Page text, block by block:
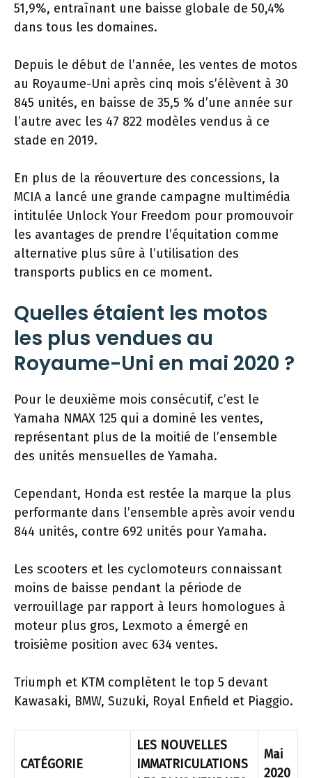
51,9%, entraînant une baisse globale de 50,4%
dans tous les domaines.
Depuis le début de l’année, les ventes de motos
au Royaume-Uni après cinq mois s’élèvent à 30
845 unités, en baisse de 35,5 % d’une année sur
l’autre avec les 47 822 modèles vendus à ce
stade en 2019.
En plus de la réouverture des concessions, la
MCIA a lancé une grande campagne multimédia
intitulée Unlock Your Freedom pour promouvoir
les avantages de prendre l’équitation comme
alternative plus sûre à l’utilisation des
transports publics en ce moment.
Quelles étaient les motos
les plus vendues au
Royaume-Uni en mai 2020 ?
Pour le deuxième mois consécutif, c’est le
Yamaha NMAX 125 qui a dominé les ventes,
représentant plus de la moitié de l’ensemble
des unités mensuelles de Yamaha.
Cependant, Honda est restée la marque la plus
performante dans l’ensemble après avoir vendu
844 unités, contre 692 unités pour Yamaha.
Les scooters et les cyclomoteurs connaissant
moins de baisse pendant la période de
verrouillage par rapport à leurs homologues à
moteur plus gros, Lexmoto a émergé en
troisième position avec 634 ventes.
Triumph et KTM complètent le top 5 devant
Kawasaki, BMW, Suzuki, Royal Enfield et Piaggio.
CATÉGORIE
LES NOUVELLES
IMMATRICULATIONS
Mai
2020